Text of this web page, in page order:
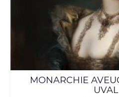
MONARCHIE